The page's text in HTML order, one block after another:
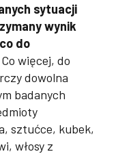
sytuacji
wynik
do
Co więcej, do
dowolna
badanych
sztućce, kubek,
włosy z